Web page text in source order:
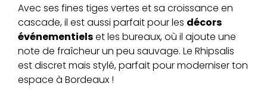
Avec ses fines tiges vertes et sa croissance en
cascade, il est aussi parfait pour les décors
événementielset les bureaux, où il ajoute une
note de fraîcheur un peu sauvage. Le Rhipsalis
est discret mais stylé, parfait pour moderniser ton
espace à Bordeaux !